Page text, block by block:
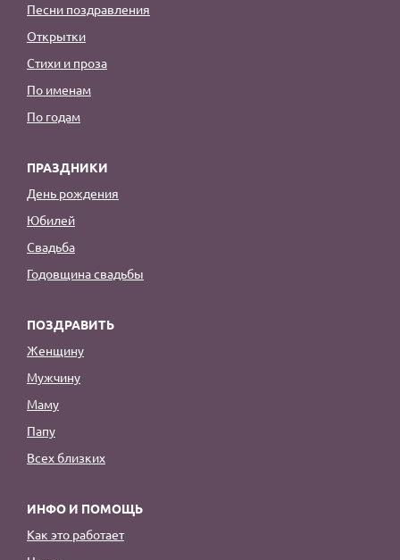
Песни поздравления
Открытки
Стихи и проза
По именам
По годам
ПРАЗДНИКИ
День рождения
Юбилей
Свадьба
Годовщина свадьбы
ПОЗДРАВИТЬ
Женщину
Мужчину
Маму
Папу
Всех близких
ИНФО И ПОМОЩЬ
Как это работает